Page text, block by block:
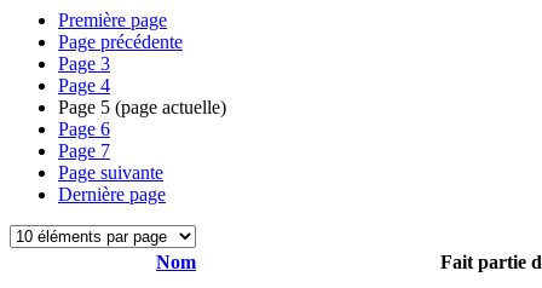
Première page
Page précédente
Page 3
Page 4
Page 5 (page actuelle)
Page 6
Page 7
Page suivante
Dernière page
Nom
Fait partie